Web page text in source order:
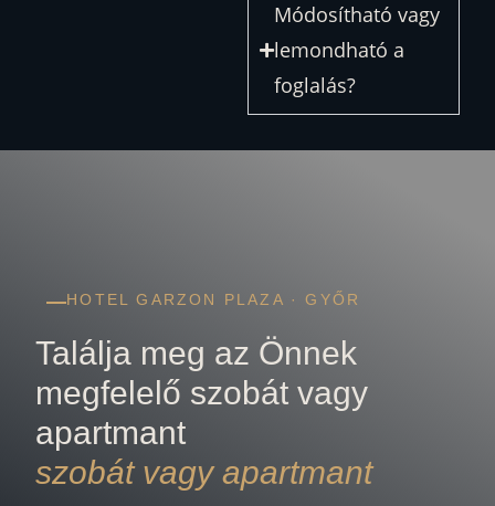
Módosítható vagy
lemondható a
foglalás?
HOTEL GARZON PLAZA · GYŐR
Találja meg az Önnek
megfelelő szobát vagy
apartmant
szobát vagy apartmant